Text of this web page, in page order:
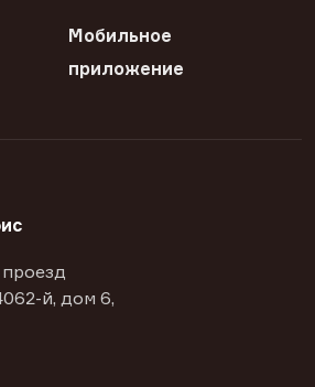
Мобильное
приложение
й, дом 6,